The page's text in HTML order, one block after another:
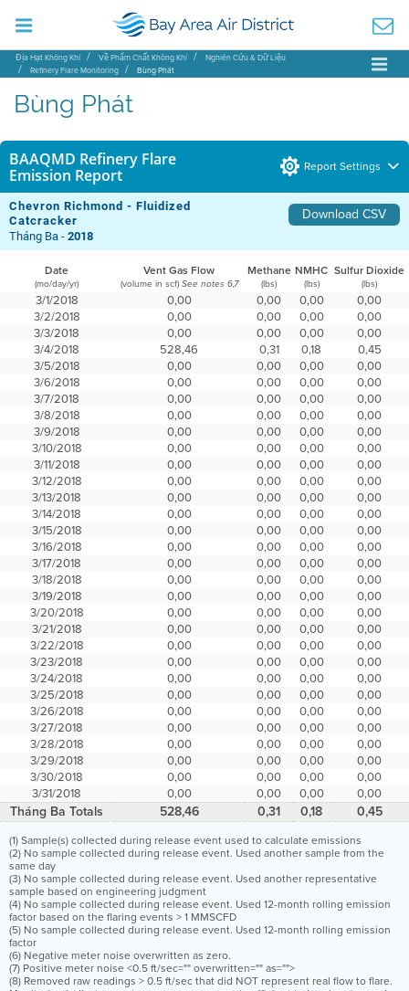
Địa Hạt Không Khí Về Phẩm Chất Không Khí
Nghiên Cứu & Dữ Liệu
Refinery Flare Monitoring
Bùng Phát
Bùng Phát
BAAQMD Refinery Flare
Emission Report
Report Settings
Chevron Richmond - Fluidized
Catcracker
Download CSV
Tháng Ba -2018
Date Vent Gas Flow Methane NMHC Sulfur Dioxide
(mo/day/yr) (volume in scf) See notes 6,7 (lbs) (lbs) (lbs)
3/1/2018 0,00 0,00 0,00
0,00
3/2/2018
0,00 0,00 0,00
0,00
3/3/2018
0,00 0,00 0,00
0,00
3/4/2018
528,46 0,31 0,18
0,45
3/5/2018
0,00 0,00 0,00
0,00
3/6/2018
0,00 0,00 0,00
0,00
3/7/2018
0,00 0,00 0,00
0,00
3/8/2018
0,00 0,00 0,00
0,00
3/9/2018
0,00 0,00 0,00
0,00
3/10/2018
0,00 0,00 0,00
0,00
3/11/2018
0,00 0,00 0,00
0,00
3/12/2018
0,00 0,00 0,00
0,00
3/13/2018
0,00 0,00 0,00
0,00
3/14/2018
0,00 0,00 0,00
0,00
3/15/2018
0,00 0,00 0,00
0,00
3/16/2018
0,00 0,00 0,00
0,00
3/17/2018
0,00 0,00 0,00
0,00
3/18/2018
0,00 0,00 0,00
0,00
3/19/2018
0,00 0,00 0,00
0,00
3/20/2018
0,00 0,00 0,00
0,00
3/21/2018
0,00 0,00 0,00
0,00
3/22/2018
0,00 0,00 0,00
0,00
3/23/2018
0,00 0,00 0,00
0,00
3/24/2018
0,00 0,00 0,00
0,00
3/25/2018
0,00 0,00 0,00
0,00
3/26/2018
0,00 0,00 0,00
0,00
3/27/2018
0,00 0,00 0,00
0,00
3/28/2018
0,00 0,00 0,00
0,00
3/29/2018
0,00 0,00 0,00
0,00
3/30/2018
0,00 0,00 0,00
0,00
3/31/2018
0,00 0,00 0,00 0,00
Tháng Ba Totals 528,46 0,31 0,18 0,45
(1) Sample(s) collected during release event used to calculate emissions
(2) No sample collected during release event. Used another sample from the
same day
(3) No sample collected during release event. Used another representative
sample based on engineering judgment
(4) No sample collected during release event. Used 12-month rolling emission
factor based on the flaring events > 1 MMSCFD
(5) No sample collected during release event. Used 12-month rolling emission
factor
(6) Negative meter noise overwritten as zero.
(7) Positive meter noise <0.5 ft/sec="" overwritten="" as="">
(8) Removed raw readings > 0.5 ft/sec that did NOT represent real flow to flare.